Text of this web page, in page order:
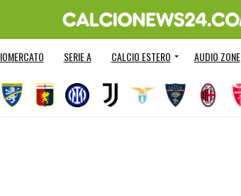
SERIE A CALCIO ESTERO AUDIO ZONE